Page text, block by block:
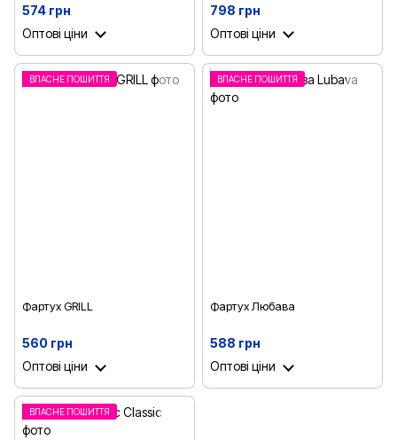
574 грн
Оптові ціни
798 грн
Оптові ціни
ВЛАСНЕ ПОШИТТЯ
Фартух GRILL
560 грн
Оптові ціни
ВЛАСНЕ ПОШИТТЯ
Фартух Любава
588 грн
Оптові ціни
ВЛАСНЕ ПОШИТТЯ